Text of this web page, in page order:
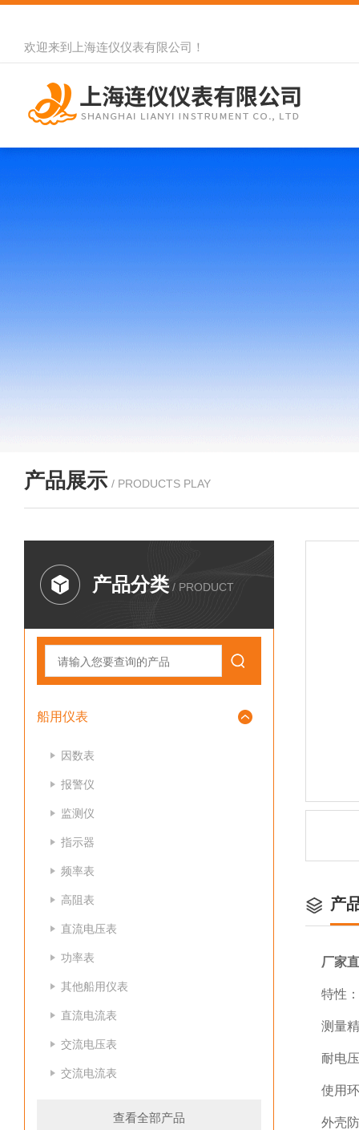
欢迎来到 上海连仪仪表有限公司 ！
产品展示 / PRODUCTS PLAY
产品分类 / PRODUCT
船用仪表
因数表
报警仪
监测仪
指示器
频率表
高阻表
直流电压表
功率表
其他船用仪表
直流电流表
交流电压表
交流电流表
查看全部产品
产
厂家
特性
测量
耐电
使用
外壳